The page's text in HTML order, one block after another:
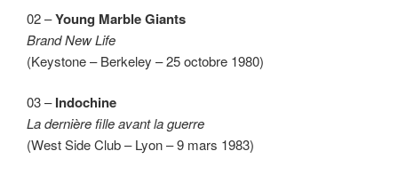
02 –Young Marble Giants
Brand New Life
(Keystone – Berkeley – 25 octobre 1980)
03 –Indochine
La dernière fille avant la guerre
(West Side Club – Lyon – 9 mars 1983)